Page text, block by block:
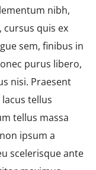
nibh,
cursus quis ex
sem, finibus in
purus libero,
nisi. Praesent
tellus
tellus massa
ipsum a
scelerisque ante